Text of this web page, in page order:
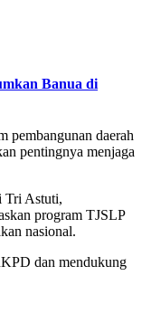
Banua di
pembangunan daerah
pentingnya menjaga
Tri Astuti,
program TJSLP
nasional.
dan mendukung